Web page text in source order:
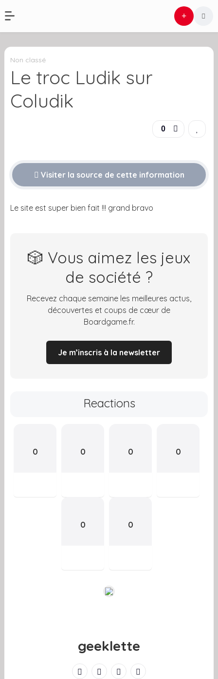
Non classé
Le troc Ludik sur
Coludik
0
Visiter la source de cette information
Le site est super bien fait !!! grand bravo
🎲 Vous aimez les jeux
de société ?
Recevez chaque semaine les meilleures actus,
découvertes et coups de cœur de
Boardgame.fr.
Je m’inscris à la newsletter
Reactions
0 0 0 0
0 0
geeklette